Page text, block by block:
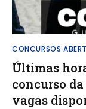
CONCURSOS
Últimas
concurso
vagas